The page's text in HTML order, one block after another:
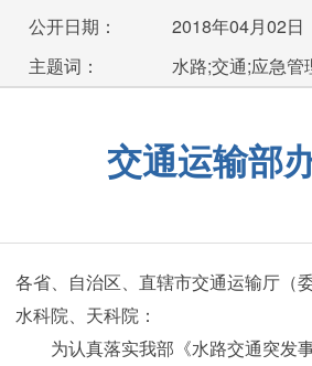
公开日期：
2018年04月02日
主题词：
水路;交通;应急管
交通运输部
各省、自治区、直辖市交通运输厅（
水科院、天科院：
为认真落实我部《水路交通突发事